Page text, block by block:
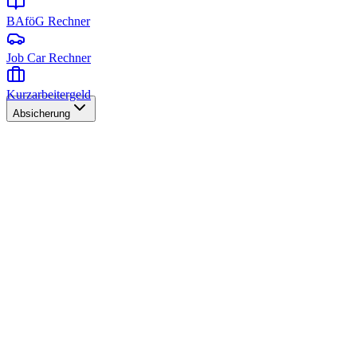
BAföG Rechner
Job Car Rechner
Kurzarbeitergeld
Absicherung